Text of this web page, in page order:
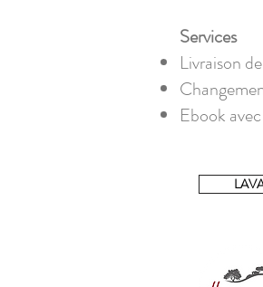
Services​
Livraison
Ebook